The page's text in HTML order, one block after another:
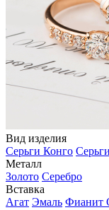
Вид изделия
Серьги Конго
Металл
Золото Серебро
Вставка
Агат Эмаль Фианит